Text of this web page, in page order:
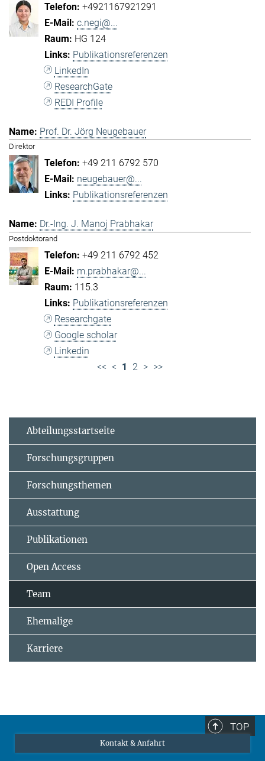
+4921167921291
c.negi@...
HG 124
Publikationsreferenzen
LinkedIn
ResearchGate
REDI Profile
Prof. Dr. Jörg Neugebauer
Direktor
+49 211 6792 570
neugebauer@...
Publikationsreferenzen
Dr.-Ing. J. Manoj Prabhakar
Postdoktorand
+49 211 6792 452
m.prabhakar@...
115.3
Publikationsreferenzen
Researchgate
Google scholar
Linkedin
<< < 1 2 > >>
Abteilungsstartseite
Forschungsgruppen
Forschungsthemen
Ausstattung
Publikationen
Open Access
Team
Ehemalige
Karriere
TOP
Kontakt & Anfahrt